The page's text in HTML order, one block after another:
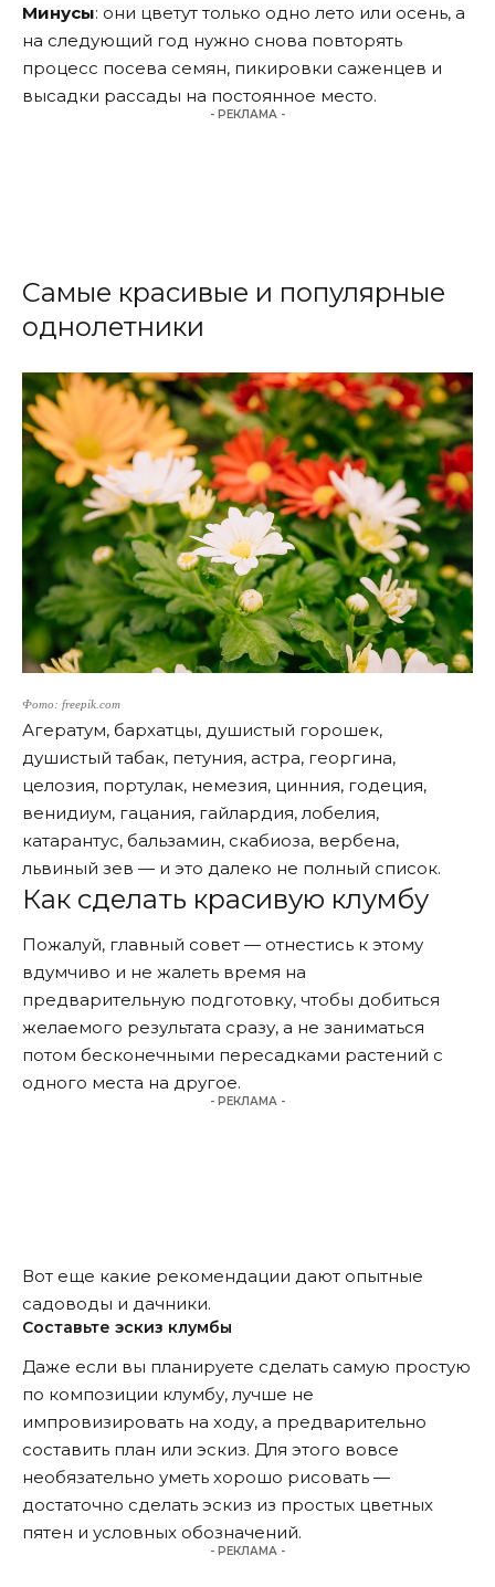
Минусы: они цветут только одно лето или осень, а
на следующий год нужно снова повторять
процесс посева семян, пикировки саженцев и
высадки рассады на постоянное место.
- РЕКЛАМА -
Самые красивые и популярные
однолетники
Фото: freepik.com
Агератум, бархатцы, душистый горошек,
душистый табак, петуния, астра, георгина,
целозия, портулак, немезия, цинния, годеция,
венидиум, гацания, гайлардия, лобелия,
катарантус, бальзамин, скабиоза, вербена,
львиный зев — и это далеко не полный список.
Как сделать красивую клумбу
Пожалуй, главный совет — отнестись к этому
вдумчиво и не жалеть время на
предварительную подготовку, чтобы добиться
желаемого результата сразу, а не заниматься
потом бесконечными пересадками растений с
одного места на другое.
- РЕКЛАМА -
Вот еще какие рекомендации дают опытные
садоводы и дачники.
Составьте эскиз клумбы
Даже если вы планируете сделать самую простую
по композиции клумбу, лучше не
импровизировать на ходу, а предварительно
составить план или эскиз. Для этого вовсе
необязательно уметь хорошо рисовать —
достаточно сделать эскиз из простых цветных
пятен и условных обозначений.
- РЕКЛАМА -